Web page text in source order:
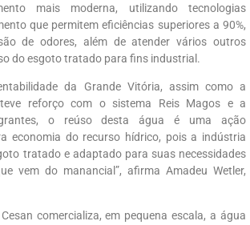
mais moderna, utilizando tecnologias
que permitem eficiências superiores a 90%,
de odores, além de atender vários outros
do esgoto tratado para fins industrial.
da Grande Vitória, assim como a
reforço com o sistema Reis Magos e a
o reúso desta água é uma ação
economia do recurso hídrico, pois a indústria
tratado e adaptado para suas necessidades
vem do manancial”, afirma Amadeu Wetler,
comercializa, em pequena escala, a água